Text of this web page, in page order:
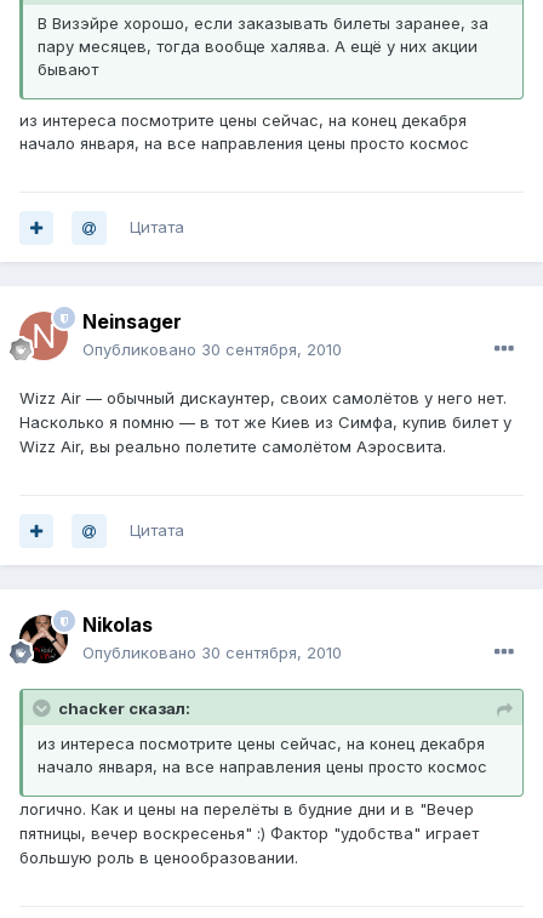
В Визэйре хорошо, если заказывать билеты заранее, за
пару месяцев, тогда вообще халява. А ещё у них акции
бывают
из интереса посмотрите цены сейчас, на конец декабря
начало января, на все направления цены просто космос
Цитата
Neinsager
Опубликовано 30 сентября, 2010
Wizz Air — обычный дискаунтер, своих самолётов у него нет.
Насколько я помню — в тот же Киев из Симфа, купив билет у
Wizz Air, вы реально полетите самолётом Аэросвита.
Цитата
Nikolas
Опубликовано 30 сентября, 2010
chacker сказал:
из интереса посмотрите цены сейчас, на конец декабря
начало января, на все направления цены просто космос
логично. Как и цены на перелёты в будние дни и в "Вечер
пятницы, вечер воскресенья" :) Фактор "удобства" играет
большую роль в ценообразовании.